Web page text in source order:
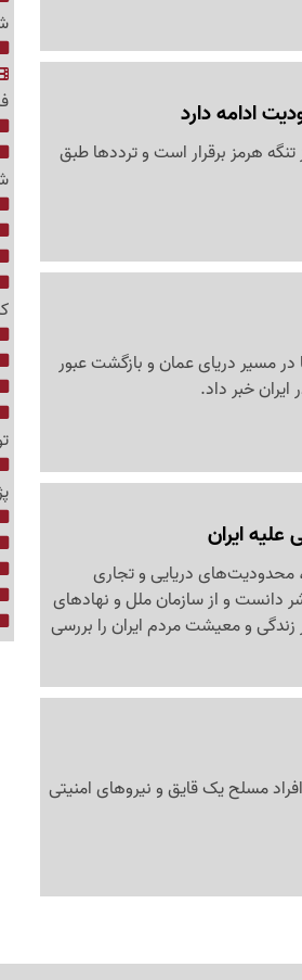
ادامه دارد
هرمز برقرار است و ترددها طبق
مسیر دریای عمان و بازگشت عبور
خبر داد.
ایران
محدودیت‌های دریایی و تجاری
دانست و از سازمان ملل و نهادهای
زندگی و معیشت مردم ایران را بررسی
مسلح یک قایق و نیروهای امنیتی